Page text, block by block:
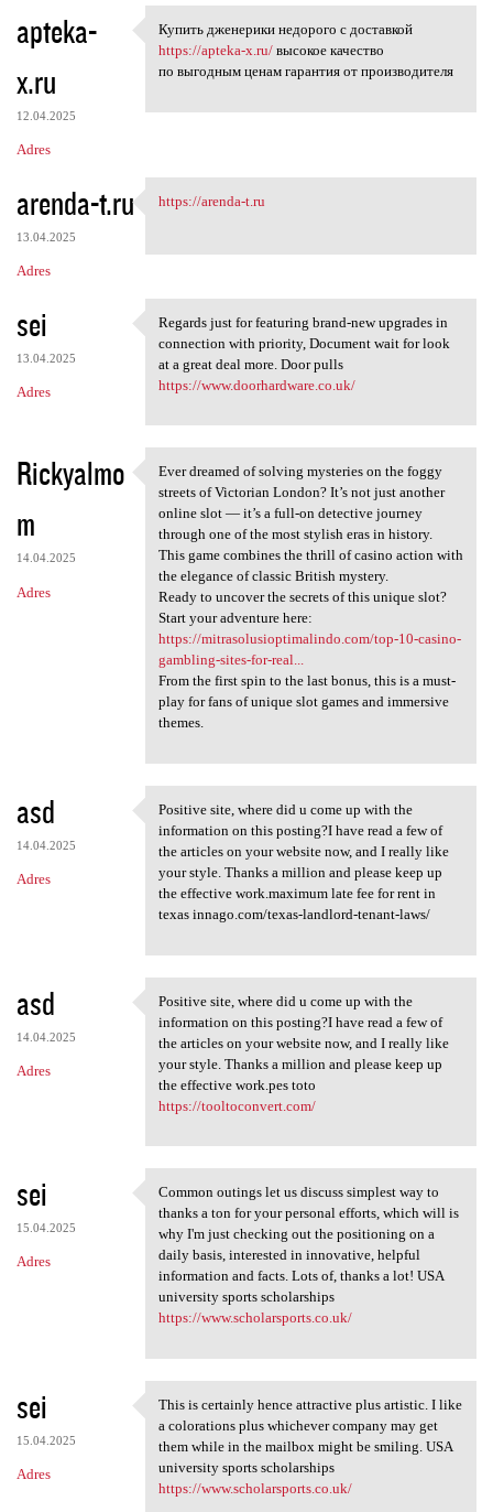
K
o
m
e
n
a
r
z
apteka-
x.ru
12.04.2025
Adres
Купить дженерики недорого с
Купить дженерики недорого с доставкой
https://apteka-x.ru/высокое качество
по выгодным ценам гарантия от производителя
arenda-t.ru
13.04.2025
Adres
https://arenda-t.ru
https://arenda-t.ru
sei
13.04.2025
Adres
Regards just for featuring
Regards just for featuring brand-new upgrades in
connection with priority, Document wait for look
at a great deal more. Door pulls
https://www.doorhardware.co.uk/
Rickyalmo
m
14.04.2025
Adres
Ever dreamed of solving
Ever dreamed of solving mysteries on the foggy
streets of Victorian London? It’s not just another
online slot — it’s a full-on detective journey
through one of the most stylish eras in history.
This game combines the thrill of casino action with
the elegance of classic British mystery.
Ready to uncover the secrets of this unique slot?
Start your adventure here:
https://mitrasolusioptimalindo.com/top-10-casino-
gambling-sites-for-real...
From the first spin to the last bonus, this is a must-
play for fans of unique slot games and immersive
themes.
asd
14.04.2025
Adres
Positive site, where did u
Positive site, where did u come up with the
information on this posting?I have read a few of
the articles on your website now, and I really like
your style. Thanks a million and please keep up
the effective work.maximum late fee for rent in
texas innago.com/texas-landlord-tenant-laws/
asd
14.04.2025
Adres
Positive site, where did u
Positive site, where did u come up with the
information on this posting?I have read a few of
the articles on your website now, and I really like
your style. Thanks a million and please keep up
the effective work.pes toto
https://tooltoconvert.com/
sei
15.04.2025
Adres
Common outings let us discuss
Common outings let us discuss simplest way to
thanks a ton for your personal efforts, which will is
why I'm just checking out the positioning on a
daily basis, interested in innovative, helpful
information and facts. Lots of, thanks a lot! USA
university sports scholarships
https://www.scholarsports.co.uk/
sei
15.04.2025
Adres
This is certainly hence
This is certainly hence attractive plus artistic. I like
a colorations plus whichever company may get
them while in the mailbox might be smiling. USA
university sports scholarships
https://www.scholarsports.co.uk/